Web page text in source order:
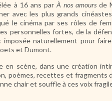
à 16 ans par À nos amours de
avec les plus grands
le cinéma par ses rôles de
personnelles fortes, de la
imposée naturellement pour
et Dumont.
en scène, dans une création
poèmes, recettes et fragments
chair et souffle à ces voix